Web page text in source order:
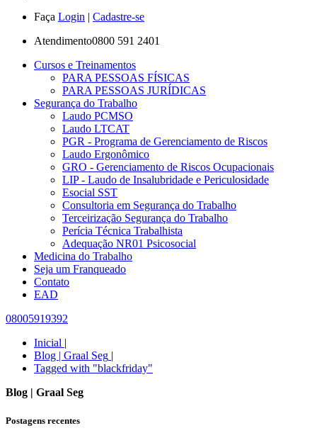
Faça Login | Cadastre-se
Atendimento0800 591 2401
Cursos e Treinamentos
PARA PESSOAS FÍSICAS
PARA PESSOAS JURÍDICAS
Segurança do Trabalho
Laudo PCMSO
Laudo LTCAT
PGR - Programa de Gerenciamento de Riscos
Laudo Ergonômico
GRO - Gerenciamento de Riscos Ocupacionais
LIP - Laudo de Insalubridade e Periculosidade
Esocial SST
Consultoria em Segurança do Trabalho
Terceirização Segurança do Trabalho
Perícia Técnica Trabalhista
Adequação NR01 Psicosocial
Medicina do Trabalho
Seja um Franqueado
Contato
EAD
08005919392
Inicial |
Blog | Graal Seg |
Tagged with "blackfriday"
Blog | Graal Seg
Postagens recentes